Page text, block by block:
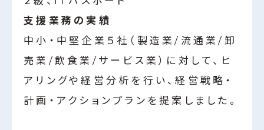
支援業務の実績
中小・中堅企業５社（製造業/流通業/卸
売業/飲食業/サービス業）に対して、ヒ
アリングや経営分析を行い、経営戦略・
計画・アクションプランを提案しました。